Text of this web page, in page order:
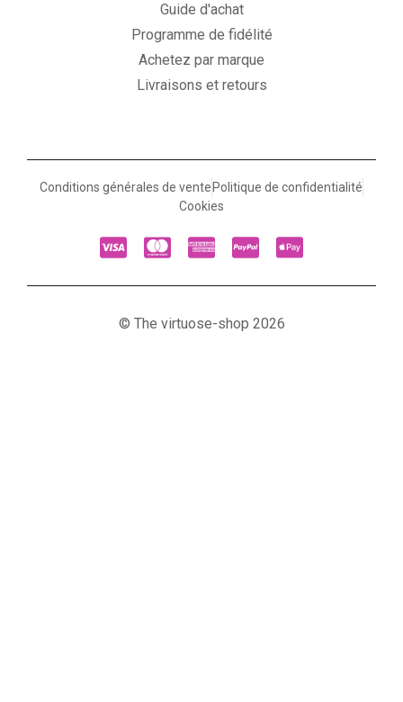
Guide d'achat
Programme de fidélité
Achetez par marque
Livraisons et retours
Conditions générales de vente Politique de confidentialité
Cookies
© The virtuose-shop 2026